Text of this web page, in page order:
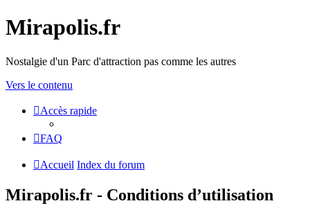
Mirapolis.fr
Nostalgie d'un Parc d'attraction pas comme les autres
Vers le contenu
Accès rapide
FAQ
Accueil Index du forum
Mirapolis.fr - Conditions d’utilisation